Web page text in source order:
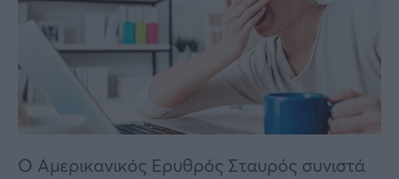
Ο Αμερικανικός Ερυθρός Σταυρός συνιστά